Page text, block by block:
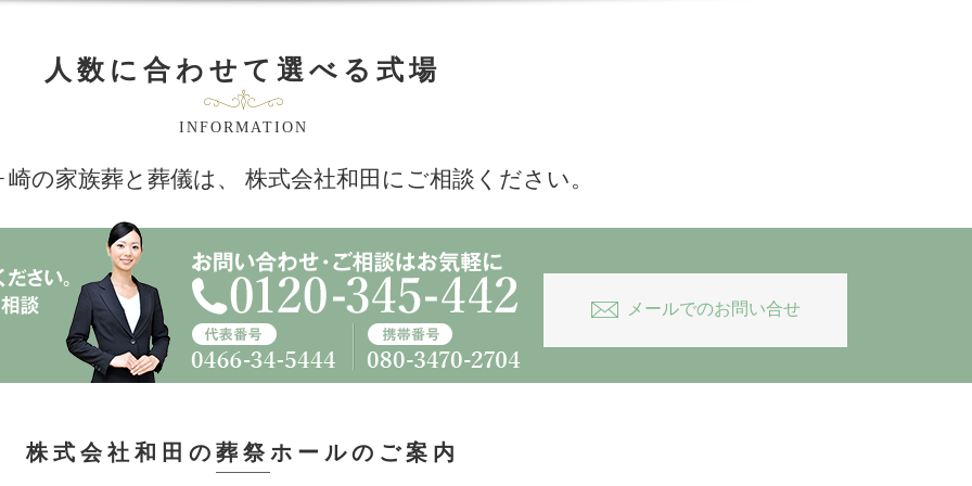
人数に合わせて選べる式場
INFORMATION
の家族葬と葬儀は、 株式会社和田にご相談ください。
メールでのお問い合せ
株式会社和田の葬祭ホールの ご案内